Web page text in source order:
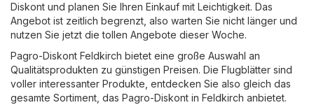
Diskont und planen Sie Ihren Einkauf mit Leichtigkeit. Das
Angebot ist zeitlich begrenzt, also warten Sie nicht länger und
nutzen Sie jetzt die tollen Angebote dieser Woche.
Pagro-Diskont Feldkirch bietet eine große Auswahl an
Qualitätsprodukten zu günstigen Preisen. Die Flugblätter sind
voller interessanter Produkte, entdecken Sie also gleich das
gesamte Sortiment, das Pagro-Diskont in Feldkirch anbietet.